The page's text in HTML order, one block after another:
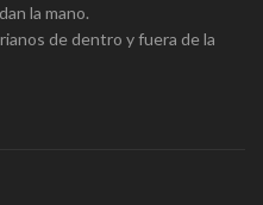
la mano.
de dentro y fuera de la